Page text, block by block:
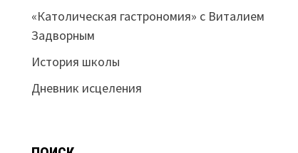
«Католическая гастрономия» с Виталием
Задворным
История школы
Дневник исцеления